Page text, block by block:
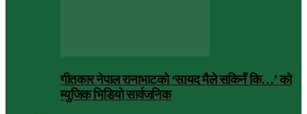
गीतकार नेपाल रानाभाटको ‘सायद मैले सकिनँ कि…’ को
म्युजिक भिडियो सार्वजनिक